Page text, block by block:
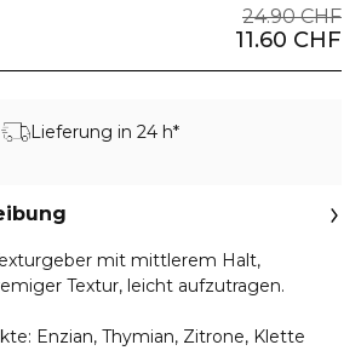
24.90 CHF
11.60 CHF
Lieferung in 24 h*
mit mittlerem Halt,
Textur, leicht aufzutragen.
Enzian, Thymian, Zitrone, Klette